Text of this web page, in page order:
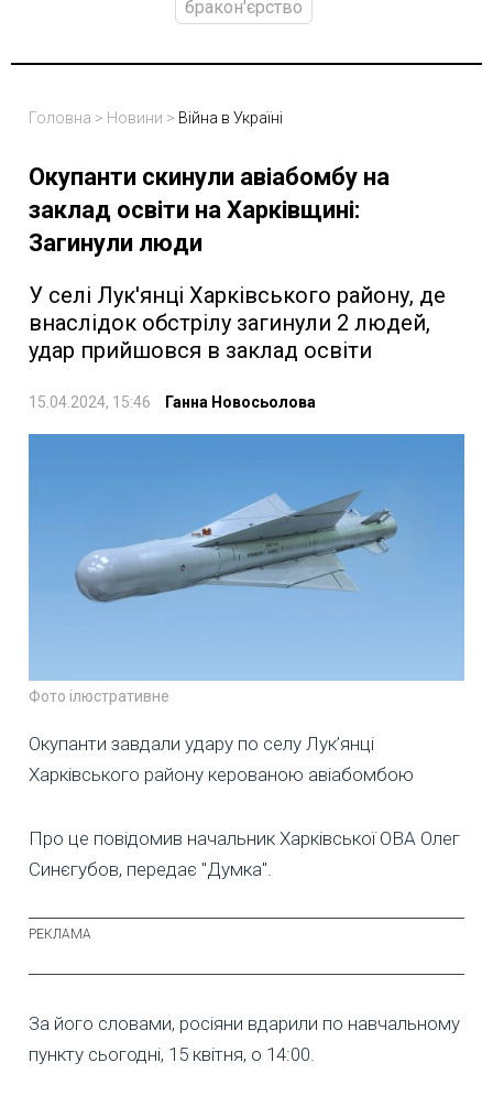
бракон'єрство
Головна > Новини > Війна в Україні
Окупанти скинули авіабомбу на
заклад освіти на Харківщині:
Загинули люди
У селі Лук'янці Харківського району, де
внаслідок обстрілу загинули 2 людей,
удар прийшовся в заклад освіти
15.04.2024, 15:46 Ганна Новосьолова
Фото ілюстративне
Окупанти завдали удару по селу Лук’янці
Харківського району керованою авіабомбою
Про це повідомив начальник Харківської ОВА Олег
Синєгубов, передає "Думка".
За його словами, росіяни вдарили по навчальному
пункту сьогодні, 15 квітня, о 14:00.